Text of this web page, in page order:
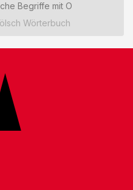
Begriffe mit O
Wörterbuch